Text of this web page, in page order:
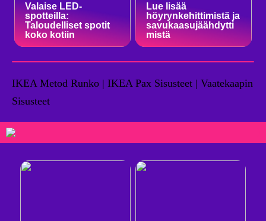
Valaise LED-
spotteilla:
Taloudelliset spotit
koko kotiin
Lue lisää
höyrynkehittimistä ja
savukaasujäähdytti
mistä
IKEA Metod Runko | IKEA Pax Sisusteet | Vaatekaapin
Sisusteet